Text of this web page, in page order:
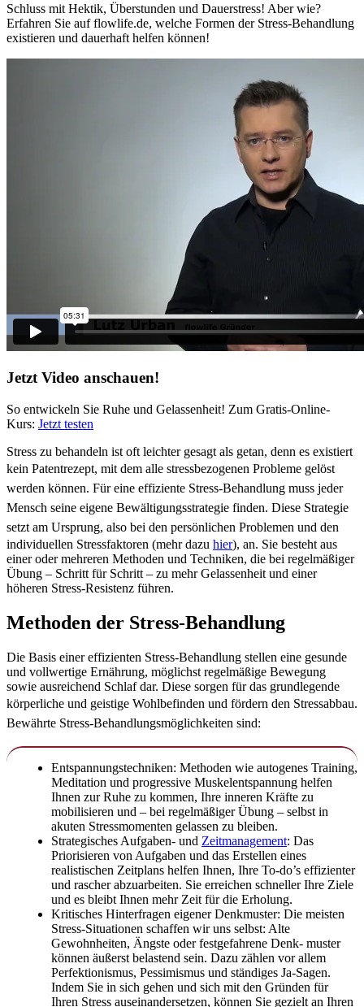
Schluss mit Hektik, Überstunden und Dauerstress! Aber wie?
Erfahren Sie auf flowlife.de, welche Formen der Stress-Behandlung
existieren und dauerhaft helfen können!
Jetzt Video anschauen!
So entwickeln Sie Ruhe und Gelassenheit! Zum Gratis-Online-
Kurs: Jetzt testen
Stress zu behandeln ist oft leichter gesagt als getan, denn es existiert
kein Patentrezept, mit dem alle stressbezogenen Probleme gelöst
werden können. Für eine effiziente Stress-Behandlung muss jeder
Mensch seine eigene Bewältigungsstrategie finden. Diese Strategie
setzt am Ursprung, also bei den persönlichen Problemen und den
individuellen Stressfaktoren (mehr dazu hier), an. Sie besteht aus
einer oder mehreren Methoden und Techniken, die bei regelmäßiger
Übung – Schritt für Schritt – zu mehr Gelassenheit und einer
höheren Stress-Resistenz führen.
Methoden der Stress-Behandlung
Die Basis einer effizienten Stress-Behandlung stellen eine gesunde
und vollwertige Ernährung, möglichst regelmäßige Bewegung
sowie ausreichend Schlaf dar. Diese sorgen für das grundlegende
körperliche und geistige Wohlbefinden und fördern den Stressabbau.
Bewährte Stress-Behandlungsmöglichkeiten sind:
Entspannungstechniken: Methoden wie autogenes Training,
Meditation und progressive Muskelentspannung helfen
Ihnen zur Ruhe zu kommen, Ihre inneren Kräfte zu
mobilisieren und – bei regelmäßiger Übung – selbst in
akuten Stressmomenten gelassen zu bleiben.
Strategisches Aufgaben- und Zeitmanagement: Das
Priorisieren von Aufgaben und das Erstellen eines
realistischen Zeitplans helfen Ihnen, Ihre To-do’s effizienter
und rascher abzuarbeiten. Sie erreichen schneller Ihre Ziele
und es bleibt Ihnen mehr Zeit für die Erholung.
Kritisches Hinterfragen eigener Denkmuster: Die meisten
Stress-Situationen schaffen wir uns selbst: Alte
Gewohnheiten, Ängste oder festgefahrene Denk- muster
können äußerst belastend sein. Dazu zählen vor allem
Perfektionismus, Pessimismus und ständiges Ja-Sagen.
Indem Sie in sich gehen und sich mit den Gründen für
Ihren Stress auseinandersetzen, können Sie gezielt an Ihren